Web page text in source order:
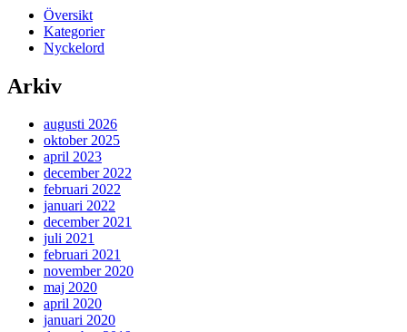
Översikt
Kategorier
Nyckelord
Arkiv
augusti 2026
oktober 2025
april 2023
december 2022
februari 2022
januari 2022
december 2021
juli 2021
februari 2021
november 2020
maj 2020
april 2020
januari 2020